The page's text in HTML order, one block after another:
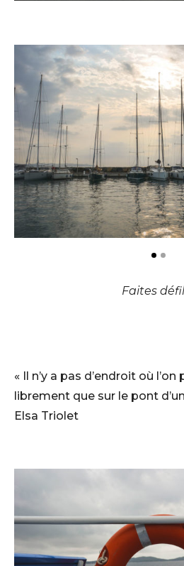
Faites
« Il n’y a pas d’endroit où
librement que sur le pont
Elsa Triolet